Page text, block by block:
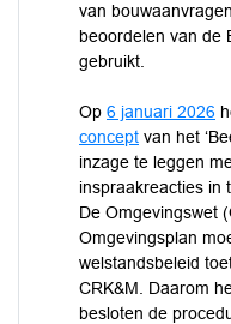
van
beoordelen van de
gebruikt.
Op 6 januari 2026
concept van het
inzage te leggen
inspraakreacties in
De Omgevingswet
Omgevingsplan
welstandsbeleid
CRK&M. Daarom
besloten de